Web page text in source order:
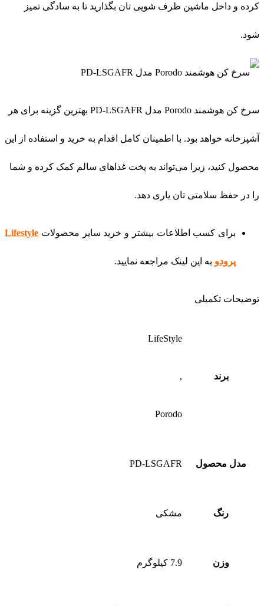
کرده و داخل ماشین ظرف شویی تان بگذارید تا به سادگی تمیز
شود.
سرخ کن هوشمند Porodo مدل PD-LSGAFR بهترین گزینه برای هر
آشپزخانه خواهد بود. با اطمینان کامل اقدام به خرید و استفاده از این
محصول کنید، زیرا می‌تواند به پخت غذاهای سالم کمک کرده و شما
را در حفظ سلامتی تان یاری دهد.
برای کسب اطلاعات بیشتر و خرید سایر محصولات Lifestyle
پرودو به این لینک مراجعه نمایید.
توضیحات تکمیلی
برند
LifeStyle
,
Porodo
مدل محصول PD-LSGAFR
رنگ مشکی
وزن 7.9 کیلوگرم